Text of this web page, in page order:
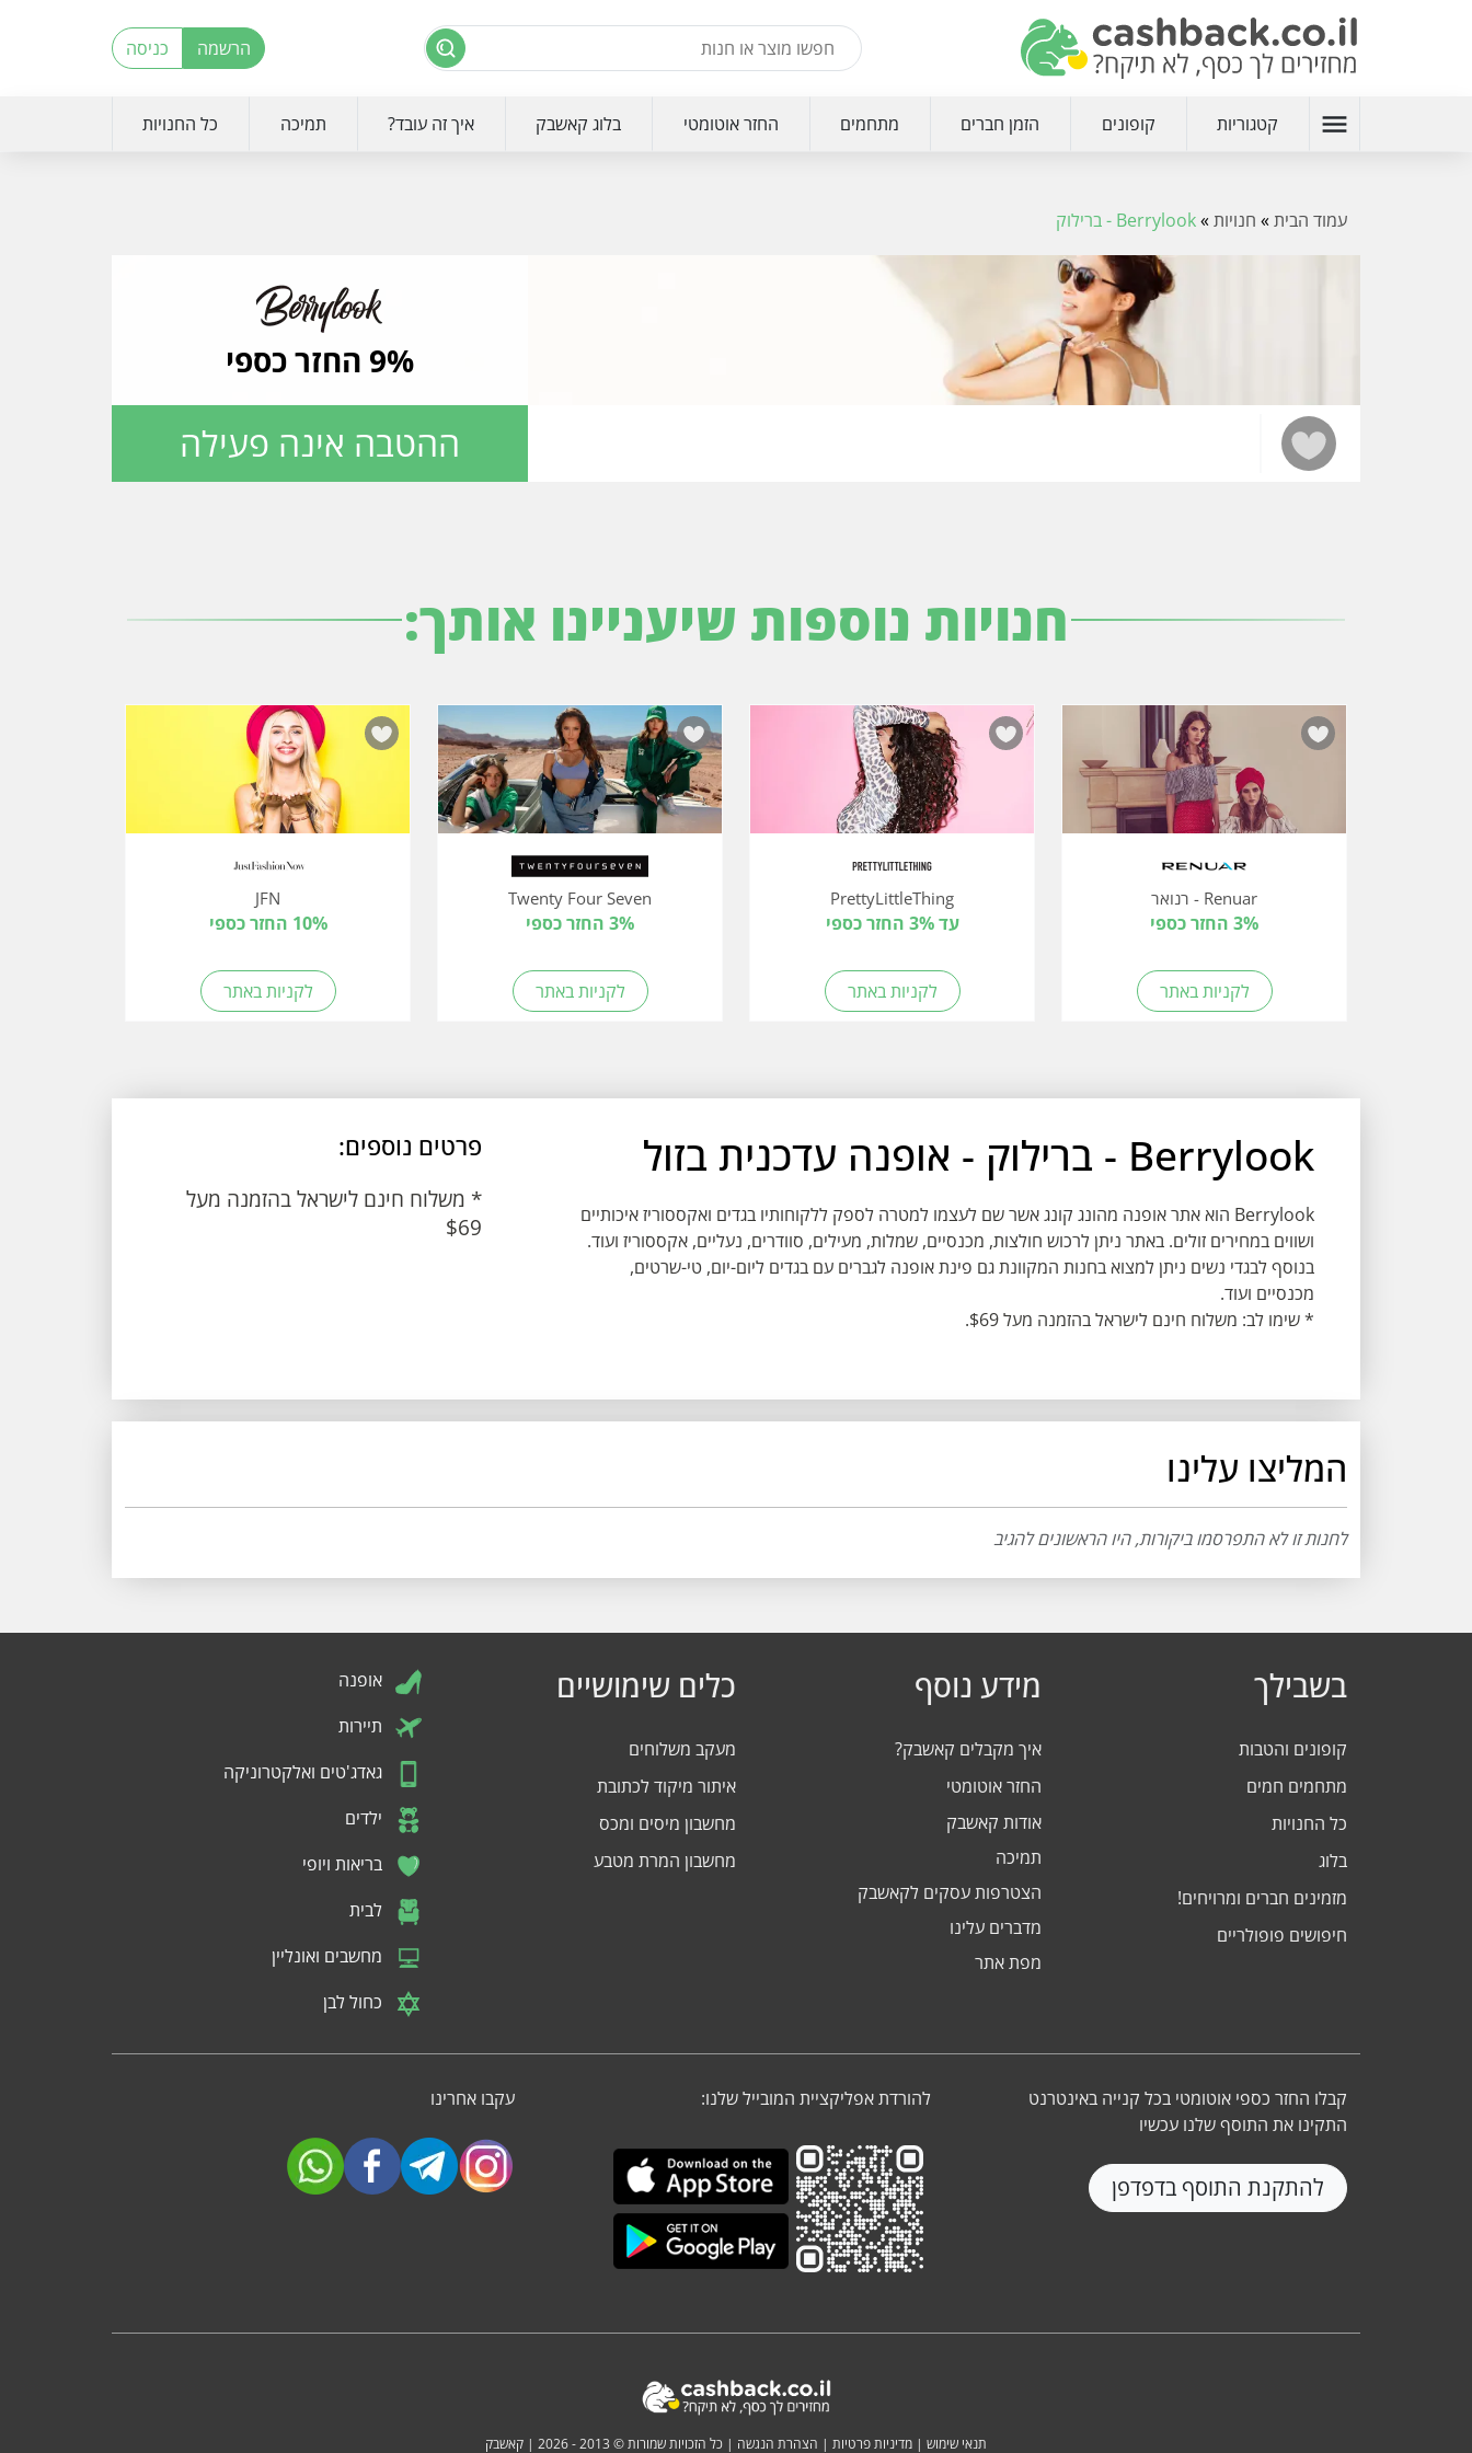
הרשמה כניסה
menu קטגוריות קופונים הזמן חברים מתחמים החזר אוטומטי בלוג קאשבק איך זה עובד? תמיכה כל החנויות
עמוד הבית» חנויות»Berrylook - ברילוק
9% החזר כספי
ההטבה אינה פעילה
חנויות נוספות שיעניינו אותך:
Renuar - רנואר
3% החזר כספי
לקניות באתר
PrettyLittleThing
עד 3% החזר כספי
לקניות באתר
Twenty Four Seven
3% החזר כספי
לקניות באתר
JFN
10% החזר כספי
לקניות באתר
Berrylook - ברילוק - אופנה עדכנית בזול
Berrylook הוא אתר אופנה מהונג קונג אשר שם לעצמו למטרה לספק ללקוחותיו בגדים ואקססוריז איכותיים
ושווים במחירים זולים. באתר ניתן לרכוש חולצות, מכנסיים, שמלות, מעילים, סוודרים, נעליים, אקססוריז ועוד.
בנוסף לבגדי נשים ניתן למצוא בחנות המקוונת גם פינת אופנה לגברים עם בגדים ליום-יום, טי-שרטים,
מכנסיים ועוד.
* שימו לב: משלוח חינם לישראל בהזמנה מעל $69.
פרטים נוספים:
* משלוח חינם לישראל בהזמנה מעל
$69
המליצו עלינו
לחנות זו לא התפרסמו ביקורות, היו הראשונים להגיב
בשבילך
קופונים והטבות
מתחמים חמים
כל החנויות
בלוג
מזמינים חברים ומרויחים!
חיפושים פופולריים
מידע נוסף
איך מקבלים קאשבק?
החזר אוטומטי
אודות קאשבק
תמיכה
הצטרפות עסקים לקאשבק
מדברים עלינו
מפת אתר
כלים שימושיים
מעקב משלוחים
איתור מיקוד לכתובת
מחשבון מיסים ומכס
מחשבון המרת מטבע
אופנה
תיירות
גאדג'טים ואלקטרוניקה
ילדים
בריאות ויופי
לבית
מחשבים ואונליין
כחול לבן
קבלו החזר כספי אוטומטי בכל קנייה באינטרנט
התקינו את התוסף שלנו עכשיו
להתקנת התוסף בדפדפן
להורדת אפליקציית המובייל שלנו: עקבו אחרינו
תנאי שימוש | מדיניות פרטיות | הצהרת הנגשה | כל הזכויות שמורות © 2013 - 2026 | קאשבק